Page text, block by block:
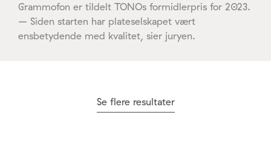
Grammofon er tildelt TONOs formidlerpris for 2023.
– Siden starten har plateselskapet vært
ensbetydende med kvalitet, sier juryen.
Se flere resultater